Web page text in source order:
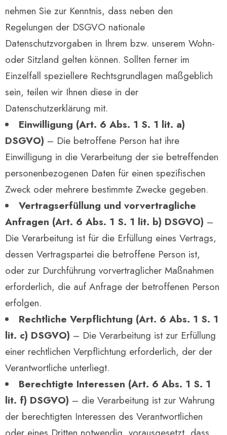
nehmen Sie zur Kenntnis, dass neben den
Regelungen der DSGVO nationale
Datenschutzvorgaben in Ihrem bzw. unserem Wohn-
oder Sitzland gelten können. Sollten ferner im
Einzelfall speziellere Rechtsgrundlagen maßgeblich
sein, teilen wir Ihnen diese in der
Datenschutzerklärung mit.
Einwilligung (Art. 6 Abs. 1 S. 1 lit. a)
DSGVO) – Die betroffene Person hat ihre
Einwilligung in die Verarbeitung der sie betreffenden
personenbezogenen Daten für einen spezifischen
Zweck oder mehrere bestimmte Zwecke gegeben.
Vertragserfüllung und vorvertragliche
Anfragen (Art. 6 Abs. 1 S. 1 lit. b) DSGVO) –
Die Verarbeitung ist für die Erfüllung eines Vertrags,
dessen Vertragspartei die betroffene Person ist,
oder zur Durchführung vorvertraglicher Maßnahmen
erforderlich, die auf Anfrage der betroffenen Person
erfolgen.
Rechtliche Verpflichtung (Art. 6 Abs. 1 S. 1
lit. c) DSGVO) – Die Verarbeitung ist zur Erfüllung
einer rechtlichen Verpflichtung erforderlich, der der
Verantwortliche unterliegt.
Berechtigte Interessen (Art. 6 Abs. 1 S. 1
lit. f) DSGVO) – die Verarbeitung ist zur Wahrung
der berechtigten Interessen des Verantwortlichen